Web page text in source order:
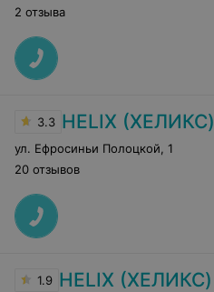
2 отзыва
3.3 HELIX (ХЕЛИКС)
ул. Ефросиньи Полоцкой 1
20 отзывов
1.9 HELIX (ХЕЛИКС)